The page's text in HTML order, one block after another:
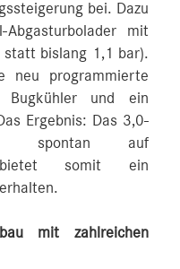
bei. Dazu
mit
statt bislang 1,1 bar).
neu programmierte
Bugkühler und ein
Ergebnis: Das 3,0-
spontan auf
bietet somit ein
mit zahlreichen